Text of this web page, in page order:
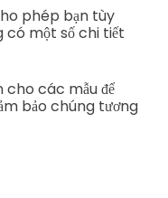
phép bạn tùy
có một số chi tiết
cho các mẫu để
bảo chúng tương